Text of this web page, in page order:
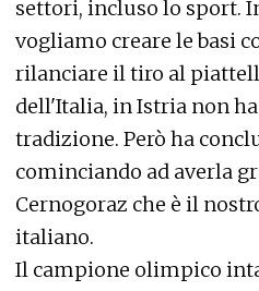
settori, incluso lo sport.
vogliamo creare le basi
rilanciare il tiro al
dell'Italia, in Istria non
tradizione. Però ha
cominciando ad averla
Cernogoraz che è il
italiano.
Il campione olimpico